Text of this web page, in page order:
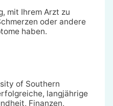
mit Ihrem Arzt zu
oder andere
haben.
of Southern
langjährige
Finanzen,